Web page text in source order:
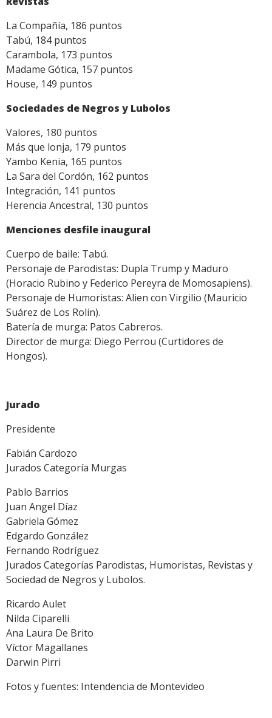
La Compañía, 186 puntos
Tabú, 184 puntos
Carambola, 173 puntos
Madame Gótica, 157 puntos
House, 149 puntos
Sociedades de Negros y Lubolos
Valores, 180 puntos
Más que lonja, 179 puntos
Yambo Kenia, 165 puntos
La Sara del Cordón, 162 puntos
Integración, 141 puntos
Herencia Ancestral, 130 puntos
Menciones desfile inaugural
Cuerpo de baile: Tabú.
Personaje de Parodistas: Dupla Trump y Maduro
(Horacio Rubino y Federico Pereyra de Momosapiens).
Personaje de Humoristas: Alien con Virgilio (Mauricio
Suárez de Los Rolin).
Batería de murga: Patos Cabreros.
Director de murga: Diego Perrou (Curtidores de
Hongos).
Jurado
Presidente
Fabián Cardozo
Jurados Categoría Murgas
Pablo Barrios
Juan Angel Díaz
Gabriela Gómez
Edgardo González
Fernando Rodríguez
Jurados Categorías Parodistas, Humoristas, Revistas y
Sociedad de Negros y Lubolos.
Ricardo Aulet
Nilda Ciparelli
Ana Laura De Brito
Víctor Magallanes
Darwin Pirri
Fotos y fuentes: Intendencia de Montevideo